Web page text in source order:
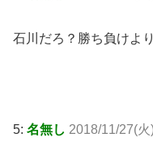
石川だろ？勝ち負けよ
5: 名無し 2018/11/27(